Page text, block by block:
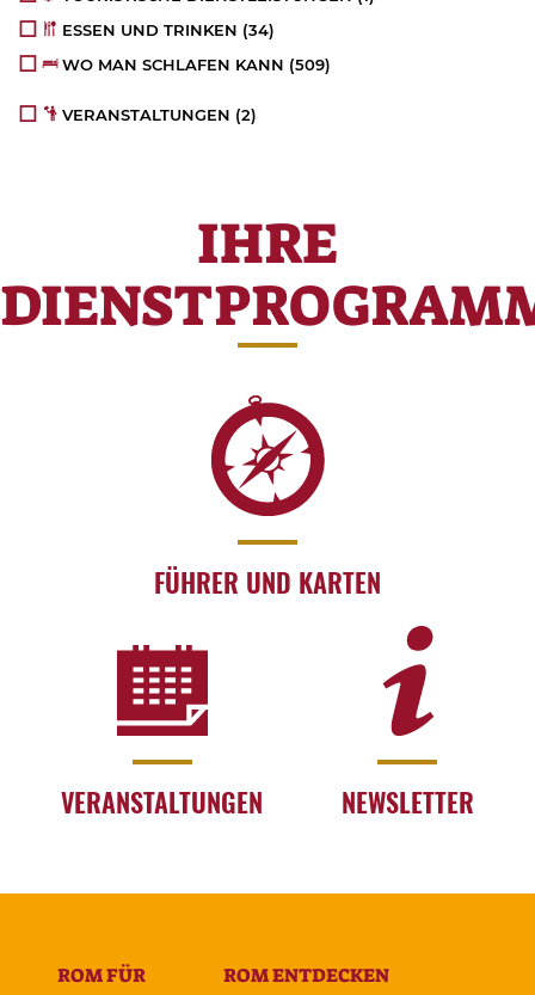
ESSEN UND TRINKEN (34)
WO MAN SCHLAFEN KANN (509)
VERANSTALTUNGEN (2)
IHRE
FÜHRER UND KARTEN
VERANSTALTUNGEN NEWSLETTER
ROM FÜR ROM ENTDECKEN